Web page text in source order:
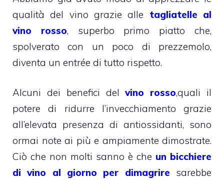
qualità del vino grazie alle tagliatelle al
vino rosso, superbo primo piatto che,
spolverato con un poco di prezzemolo,
diventa un entrée di tutto rispetto.
Alcuni dei benefici delvino rosso,quali il
potere di ridurre l’invecchiamento grazie
all’elevata presenza di antiossidanti, sono
ormai note ai più e ampiamente dimostrate.
Ciò che non molti sanno è che un bicchiere
di vino al giorno per dimagrire sarebbe